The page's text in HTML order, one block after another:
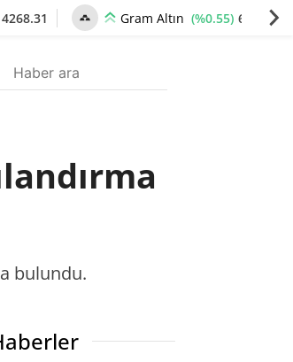
4268.31 Gram Altın (%0.55) 6531.90
bulundu.